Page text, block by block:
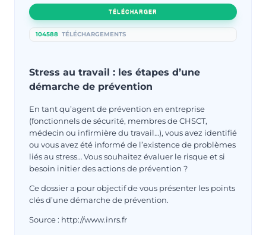
TÉLÉCHARGER
104588 TÉLÉCHARGEMENTS
Stress au travail : les étapes d’une
démarche de prévention
En tant qu’agent de prévention en entreprise
(fonctionnels de sécurité, membres de CHSCT,
médecin ou infirmière du travail…), vous avez identifié
ou vous avez été informé de l’existence de problèmes
liés au stress… Vous souhaitez évaluer le risque et si
besoin initier des actions de prévention ?
Ce dossier a pour objectif de vous présenter les points
clés d’une démarche de prévention.
Source : http://www.inrs.fr